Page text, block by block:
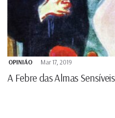
OPINIÃO Mar 17, 2019
A Febre das Almas Sensíveis